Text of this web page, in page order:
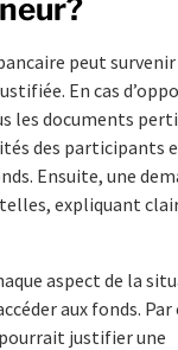
peut
En cas
les documents
des participants
Ensuite, une
expliquant
aspect de la
aux fonds.
justifier une